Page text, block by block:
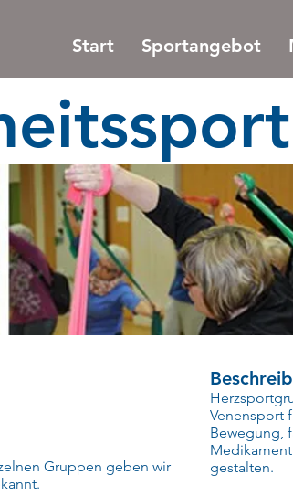
Start Sportangebot
Gruppen geben wir
Venensport
Bewegung,
gestalten.